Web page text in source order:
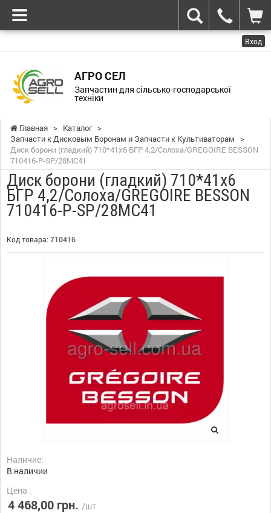
Вход
АГРО СЕЛ
Запчастин для сільсько-господарської
техніки
Главная > Каталог >
Запчасти к Дисковым Боронам и Запчасти к Культиваторам
>
Диск борони (гладкий) 710*41x6 БГР 4,2/Солоха/GREGOIRE BESSON
710416-P-SP/28MС41
Диск борони (гладкий) 710*41x6
БГР 4,2/Солоха/GREGOIRE BESSON
710416-P-SP/28MС41
Код товара: 710416
Наличие:
В наличии
Цена :
4 468,00 грн. /шт